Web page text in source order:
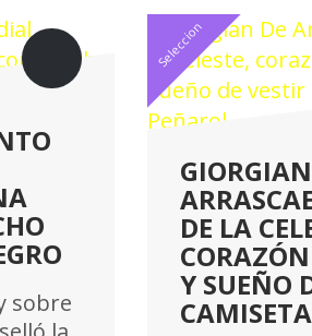
sobre
Seleccion
DE LA
Y SUEÑO